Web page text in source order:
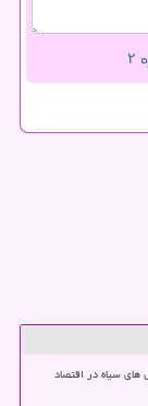
سیاه در اقتصاد